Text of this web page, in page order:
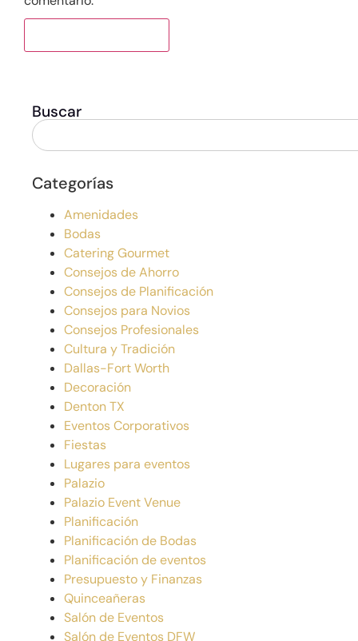
Buscar
Categorías
Amenidades
Bodas
Catering Gourmet
Consejos de Ahorro
Consejos de Planificación
Consejos para Novios
Consejos Profesionales
Cultura y Tradición
Dallas-Fort Worth
Decoración
Denton TX
Eventos Corporativos
Fiestas
Lugares para eventos
Palazio
Palazio Event Venue
Planificación
Planificación de Bodas
Planificación de eventos
Presupuesto y Finanzas
Quinceañeras
Salón de Eventos
Salón de Eventos DFW